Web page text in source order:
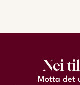
Nei
Motta det